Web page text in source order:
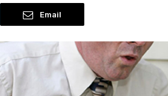
Email